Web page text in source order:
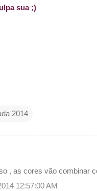
sua ;)
2014
, as cores vão combinar
12:57:00 AM